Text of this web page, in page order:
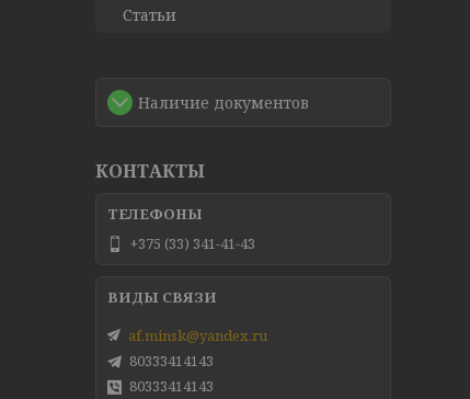
Статьи
Наличие документов
КОНТАКТЫ
+375 (33) 341-41-43
af.minsk@yandex.ru
80333414143
80333414143